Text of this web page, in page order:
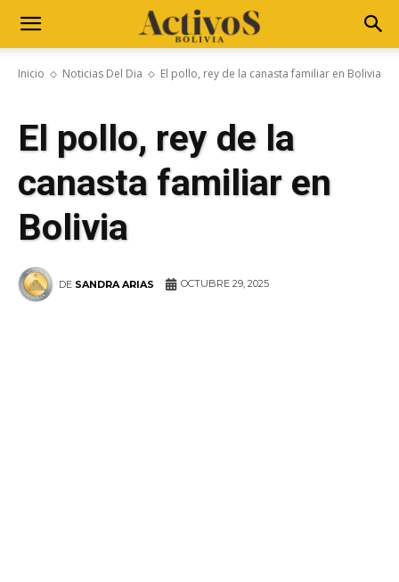
Inicio Noticias Del Dia El pollo, rey de la canasta familiar en Bolivia
El pollo, rey de la
canasta familiar en
Bolivia
DE SANDRA ARIAS OCTUBRE 29, 2025